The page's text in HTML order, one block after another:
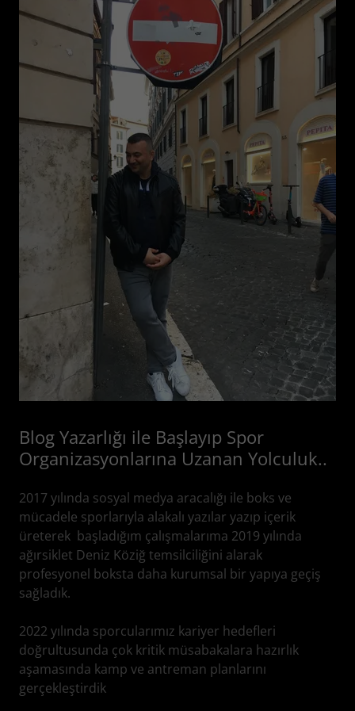
Blog Yazarlığı ile Başlayıp Spor
Organizasyonlarına Uzanan Yolculuk..
2017 yılında sosyal medya aracalığı ile boks ve
mücadele sporlarıyla alakalı yazılar yazıp içerik
üreterek başladığım çalışmalarıma 2019 yılında
ağırsiklet Deniz Köziğ temsilciliğini alarak
profesyonel boksta daha kurumsal bir yapıya geçiş
sağladık.
2022 yılında sporcularımız kariyer hedefleri
doğrultusunda çok kritik müsabakalara hazırlık
aşamasında kamp ve antreman planlarını
gerçekleştirdik